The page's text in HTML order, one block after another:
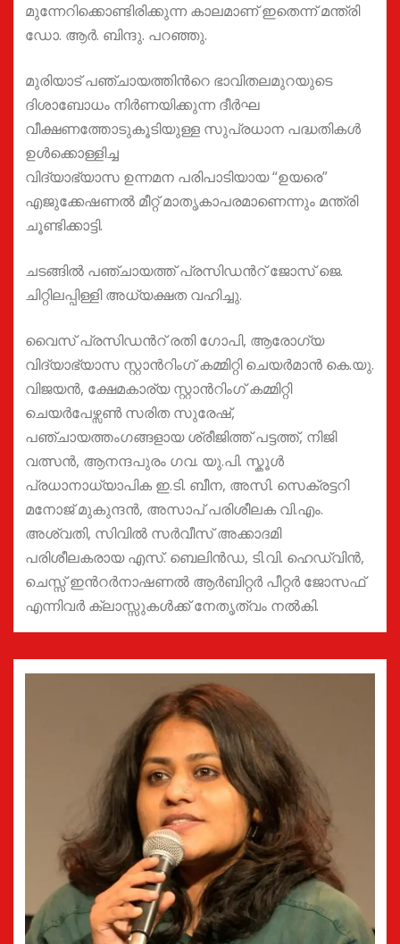
മുന്നേറിക്കൊണ്ടിരിക്കുന്ന കാലമാണ് ഇതെന്ന് മന്ത്രി
ഡോ. ആര്‍. ബിന്ദു. പറഞ്ഞു.
മുരിയാട് പഞ്ചായത്തിന്‍റെ ഭാവിതലമുറയുടെ
ദിശാബോധം നിര്‍ണയിക്കുന്ന ദീർഘ
വീക്ഷണത്തോടുകൂടിയുള്ള സുപ്രധാന പദ്ധതികള്‍
ഉള്‍ക്കൊള്ളിച്ച
വിദ്യാഭ്യാസ ഉന്നമന പരിപാടിയായ “ഉയരെ”
എജുക്കേഷണല്‍ മീറ്റ് മാതൃകാപരമാണെന്നും മന്ത്രി
ചൂണ്ടിക്കാട്ടി.
ചടങ്ങില്‍ പഞ്ചായത്ത് പ്രസിഡന്‍റ് ജോസ് ജെ.
ചിറ്റിലപ്പിള്ളി അധ്യക്ഷത വഹിച്ചു.
വൈസ് പ്രസിഡന്‍റ് രതി ഗോപി, ആരോഗ്യ
വിദ്യാഭ്യാസ സ്റ്റാന്‍റിംഗ് കമ്മിറ്റി ചെയര്‍മാന്‍ കെ.യു.
വിജയന്‍, ക്ഷേമകാര്യ സ്റ്റാന്‍റിംഗ് കമ്മിറ്റി
ചെയര്‍പേഴ്സണ്‍ സരിത സുരേഷ്,
പഞ്ചായത്തംഗങ്ങളായ ശ്രീജിത്ത് പട്ടത്ത്, നിജി
വത്സന്‍, ആനന്ദപുരം ഗവ. യു.പി. സ്കൂള്‍
പ്രധാനാധ്യാപിക ഇ.ടി. ബീന, അസി. സെക്രട്ടറി
മനോജ് മുകുന്ദന്‍, അസാപ് പരിശീലക വി.എം.
അശ്വതി, സിവില്‍ സര്‍വീസ് അക്കാദമി
പരിശീലകരായ എസ്. ബെലിന്‍ഡ, ടി.വി. ഹെഡ്‍വിന്‍,
ചെസ്സ് ഇന്‍റര്‍നാഷണല്‍ ആര്‍ബിറ്റര്‍ പീറ്റര്‍ ജോസഫ്
എന്നിവര്‍ ക്ലാസ്സുകള്‍ക്ക് നേതൃത്വം നല്‍കി.